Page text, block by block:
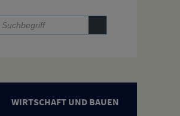
WIRTSCHAFT UND BAUEN